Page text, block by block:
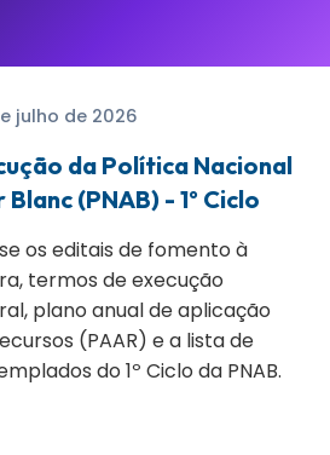
julho de 2026
da Política Nacional
(PNAB) - 1º Ciclo
os editais de fomento à
termos de execução
plano anual de aplicação
(PAAR) e a lista de
do 1º Ciclo da PNAB.